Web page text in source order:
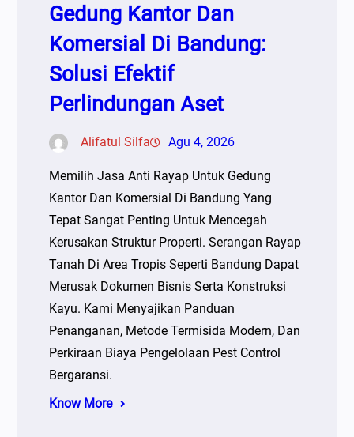
Gedung Kantor Dan
Komersial Di Bandung:
Solusi Efektif
Perlindungan Aset
Alifatul Silfa Agu 4, 2026
Memilih Jasa Anti Rayap Untuk Gedung
Kantor Dan Komersial Di Bandung Yang
Tepat Sangat Penting Untuk Mencegah
Kerusakan Struktur Properti. Serangan Rayap
Tanah Di Area Tropis Seperti Bandung Dapat
Merusak Dokumen Bisnis Serta Konstruksi
Kayu. Kami Menyajikan Panduan
Penanganan, Metode Termisida Modern, Dan
Perkiraan Biaya Pengelolaan Pest Control
Bergaransi.
Know More